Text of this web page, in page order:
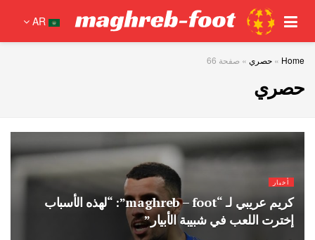
AR
Home
» حصري » صفحة 66
حصري
أخبار
كريم عريبي لـ “maghreb – foot”: “لهذه الأسباب
إخترت اللعب في شبيبة الأبيار”